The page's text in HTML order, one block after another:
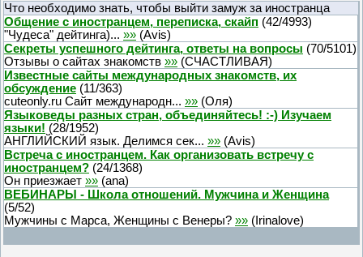
Что необходимо знать, чтобы выйти замуж за иностранца
Общение с иностранцем, переписка, скайп (42/4993)
"Чудеса" дейтинга)... »» (Avis)
Секреты успешного дейтинга, ответы на вопросы (70/5101)
Отзывы о сайтах знакомств »» (СЧАСТЛИВАЯ)
Известные сайты международных знакомств, их
обсуждение (11/363)
cuteonly.ru Сайт международн... »» (Оля)
Языковеды разных стран, объединяйтесь! :-) Изучаем
языки! (28/1952)
АНГЛИЙСКИЙ язык. Делимся сек... »» (Avis)
Встреча с иностранцем. Как организовать встречу с
иностранцем? (24/1368)
Он приезжает »» (ana)
ВЕБИНАРЫ - Школа отношений. Мужчина и Женщина
(5/52)
Мужчины с Марса, Женщины с Венеры? »» ( Irinalove)